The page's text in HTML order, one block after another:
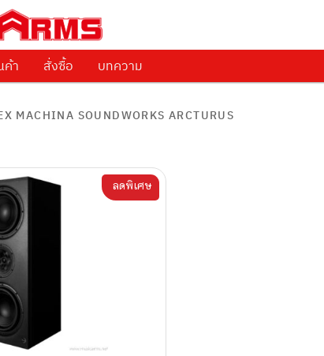
ตั้งแต่เริ่มต้นถึงมืออาชีพ
ค้า สั่งซื้อ บทความ
MACHINA SOUNDWORKS ARCTURUS
ลดพิเศษ